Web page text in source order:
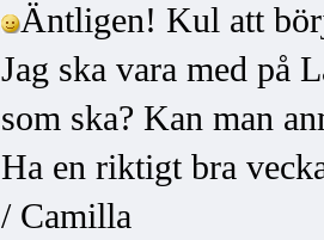
Äntligen! Kul att
Jag ska vara med på
som ska? Kan man
Ha en riktigt bra
/ Camilla